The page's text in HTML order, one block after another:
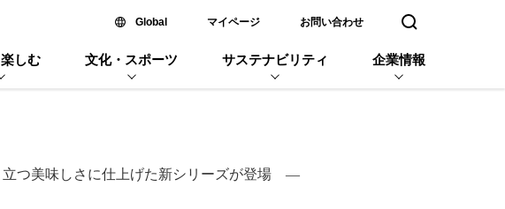
Global新しいウィンドウで開く
マイページ お問い合わせ 検索窓を開く
しむ 文化・スポーツ サステナビリティ 企業情報
つ美味しさに仕上げた新シリーズが登場 ―